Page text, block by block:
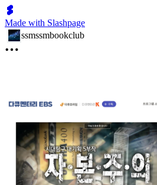
Made with Slashpage
ssmssmbookclub